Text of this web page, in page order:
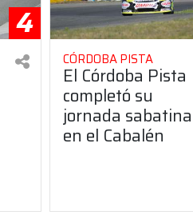
4
CÓRDOBA PISTA
El Córdoba Pista
completó su
jornada sabatina
en el Cabalén